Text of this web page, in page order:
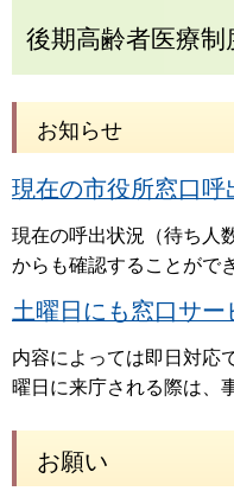
後期高齢者医療制
お知らせ
現在の市役所窓口呼
現在の呼出状況（待ち人
からも確認することがで
土曜日にも窓口サ
内容によっては即日対応
曜日に来庁される際は、
お願い